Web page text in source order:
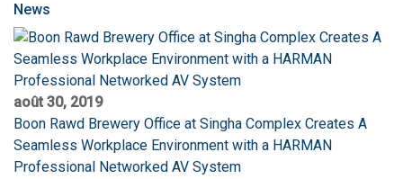
News
août 30, 2019
Boon Rawd Brewery Office at Singha Complex Creates A
Seamless Workplace Environment with a HARMAN
Professional Networked AV System